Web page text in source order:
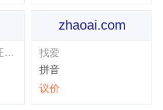
文玩汇，微微海，旺旺海，歪歪虎
zhaoai.com
找爱
拼音
议价